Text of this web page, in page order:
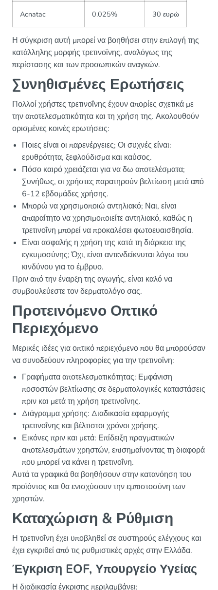
Acnatac 0.025% 30 ευρώ
Η σύγκριση αυτή μπορεί να βοηθήσει στην επιλογή της
κατάλληλης μορφής τρετινοΐνης, αναλόγως της
περίστασης και των προσωπικών αναγκών.
Συνηθισμένες Ερωτήσεις
Πολλοί χρήστες τρετινοΐνης έχουν απορίες σχετικά με
την αποτελεσματικότητα και τη χρήση της. Ακολουθούν
ορισμένες κοινές ερωτήσεις:
Ποιες είναι οι παρενέργειες; Οι συχνές είναι:
ερυθρότητα, ξεφλούδισμα και καύσος.
Πόσο καιρό χρειάζεται για να δω αποτελέσματα;
Συνήθως, οι χρήστες παρατηρούν βελτίωση μετά από
6-12 εβδομάδες χρήσης.
Μπορώ να χρησιμοποιώ αντηλιακό; Ναι, είναι
απαραίτητο να χρησιμοποιείτε αντηλιακό, καθώς η
τρετινοΐνη μπορεί να προκαλέσει φωτοευαισθησία.
Είναι ασφαλής η χρήση της κατά τη διάρκεια της
εγκυμοσύνης; Όχι, είναι αντενδείκνυται λόγω του
κινδύνου για το έμβρυο.
Πριν από την έναρξη της αγωγής, είναι καλό να
συμβουλεύεστε τον δερματολόγο σας.
Προτεινόμενο Οπτικό
Περιεχόμενο
Μερικές ιδέες για οπτικό περιεχόμενο που θα μπορούσαν
να συνοδεύουν πληροφορίες για την τρετινοΐνη:
Γραφήματα αποτελεσματικότητας: Εμφάνιση
ποσοστών βελτίωσης σε δερματολογικές καταστάσεις
πριν και μετά τη χρήση τρετινοΐνης.
Διάγραμμα χρήσης: Διαδικασία εφαρμογής
τρετινοΐνης και βέλτιστοι χρόνοι χρήσης.
Εικόνες πριν και μετά: Επίδειξη πραγματικών
αποτελεσμάτων χρηστών, επισημαίνοντας τη διαφορά
που μπορεί να κάνει η τρετινοΐνη.
Αυτά τα γραφικά θα βοηθήσουν στην κατανόηση του
προϊόντος και θα ενισχύσουν την εμπιστοσύνη των
χρηστών.
Καταχώριση & Ρύθμιση
Η τρετινοΐνη έχει υποβληθεί σε αυστηρούς ελέγχους και
έχει εγκριθεί από τις ρυθμιστικές αρχές στην Ελλάδα.
Έγκριση EOF, Υπουργείο Υγείας
Η διαδικασία έγκρισης περιλαμβάνει: